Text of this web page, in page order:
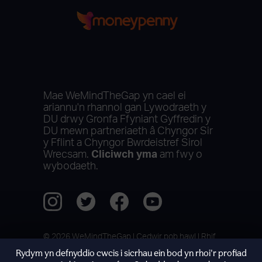
Mae WeMindTheGap yn cael ei
ariannu'n rhannol gan Lywodraeth y
DU drwy Gronfa Ffyniant Gyffredin y
DU mewn partneriaeth â Chyngor Sir
y Fflint a Chyngor Bwrdeistref Sirol
Wrecsam. Cliciwch yma am fwy o
wybodaeth.
© 2026 WeMindTheGap | Cedwir pob hawl | Rhif
elusen: 1161504
Rydym yn defnyddio cwcis i sicrhau ein bod yn rhoi'r profiad